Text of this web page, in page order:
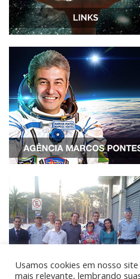
Usamos cookies em nosso
mais relevante, lembrando